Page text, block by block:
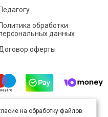
Педагогу
Политика обработки
данных
оферты
полицензии Creative
на обработку файлов